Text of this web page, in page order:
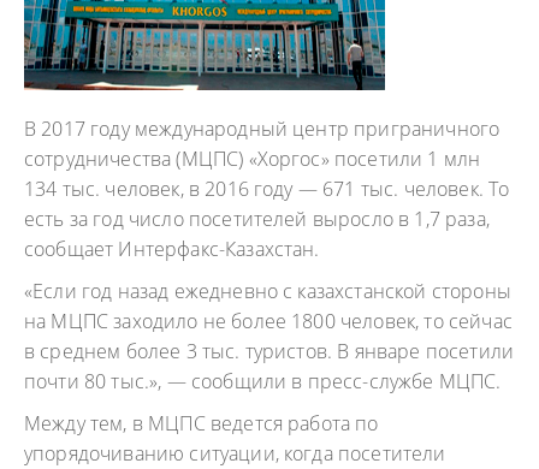
В 2017 году международный центр приграничного
сотрудничества (МЦПС) «Хоргос» посетили 1 млн
134 тыс. человек, в 2016 году — 671 тыс. человек. То
есть за год число посетителей выросло в 1,7 раза,
сообщает Интерфакс-Казахстан.
«Если год назад ежедневно с казахстанской стороны
на МЦПС заходило не более 1800 человек, то сейчас
в среднем более 3 тыс. туристов. В январе посетили
почти 80 тыс.», — сообщили в пресс-службе МЦПС.
Между тем, в МЦПС ведется работа по
упорядочиванию ситуации, когда посетители